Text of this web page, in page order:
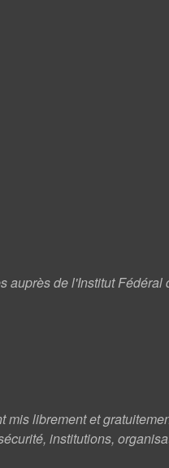
de l'Institut
librement et
institutions,